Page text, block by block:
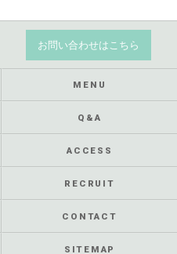
お問い合わせはこちら
MENU
Q&A
ACCESS
RECRUIT
CONTACT
SITEMAP